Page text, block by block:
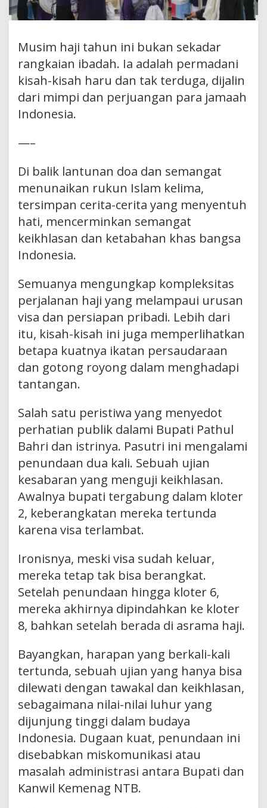
Musim haji tahun ini bukan sekadar
rangkaian ibadah. Ia adalah permadani
kisah-kisah haru dan tak terduga, dijalin
dari mimpi dan perjuangan para jamaah
Indonesia.
—–
Di balik lantunan doa dan semangat
menunaikan rukun Islam kelima,
tersimpan cerita-cerita yang menyentuh
hati, mencerminkan semangat
keikhlasan dan ketabahan khas bangsa
Indonesia.
Semuanya mengungkap kompleksitas
perjalanan haji yang melampaui urusan
visa dan persiapan pribadi. Lebih dari
itu, kisah-kisah ini juga memperlihatkan
betapa kuatnya ikatan persaudaraan
dan gotong royong dalam menghadapi
tantangan.
Salah satu peristiwa yang menyedot
perhatian publik dalami Bupati Pathul
Bahri dan istrinya. Pasutri ini mengalami
penundaan dua kali. Sebuah ujian
kesabaran yang menguji keikhlasan.
Awalnya bupati tergabung dalam kloter
2, keberangkatan mereka tertunda
karena visa terlambat.
Ironisnya, meski visa sudah keluar,
mereka tetap tak bisa berangkat.
Setelah penundaan hingga kloter 6,
mereka akhirnya dipindahkan ke kloter
8, bahkan setelah berada di asrama haji.
Bayangkan, harapan yang berkali-kali
tertunda, sebuah ujian yang hanya bisa
dilewati dengan tawakal dan keikhlasan,
sebagaimana nilai-nilai luhur yang
dijunjung tinggi dalam budaya
Indonesia. Dugaan kuat, penundaan ini
disebabkan miskomunikasi atau
masalah administrasi antara Bupati dan
Kanwil Kemenag NTB.